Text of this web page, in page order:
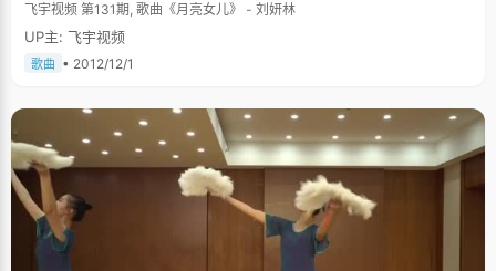
飞宇视频 第131期, 歌曲《月亮女儿》 - 刘妍林
UP主: 飞宇视频
歌曲 • 2012/12/1